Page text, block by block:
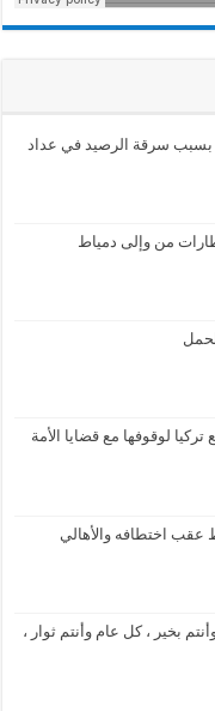
سرقة الرصيد في عداد
من وإلى دمياط
لوقوفها مع قضايا الأمة
عقب اختطافه والأهالي
بخير ، كل عام وأنتم ثوار ،